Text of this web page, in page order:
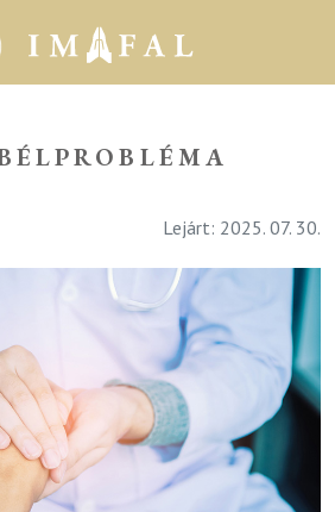
Lejárt: 2025. 07. 30.